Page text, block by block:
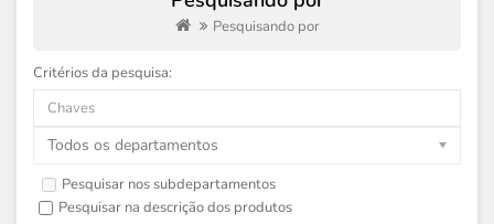
Pesquisando por
Critérios da pesquisa:
Todos os departamentos
Pesquisar nos subdepartamentos
Pesquisar na descrição dos produtos